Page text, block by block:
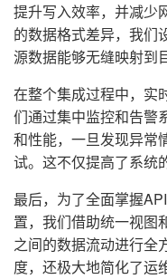
提升写入效率，并减少
的数据格式差异，我们
源数据能够无缝映射到
在整个集成过程中，实
们通过集中监控和告警
和性能，一旦发现异常
试。这不仅提高了系统
最后，为了全面掌握
置，我们借助统一视图
之间的数据流动进行全
度，还极大地简化了运